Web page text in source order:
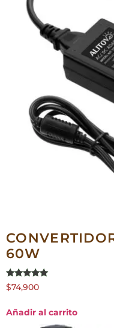
60W
Valorado en
5.00
$74,900
Añadir al carrito